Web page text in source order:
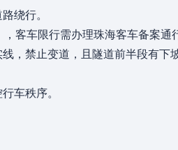
绕行。
客车限行需办理珠海客车备案通
，禁止变道，且隧道前半段有下
车秩序。